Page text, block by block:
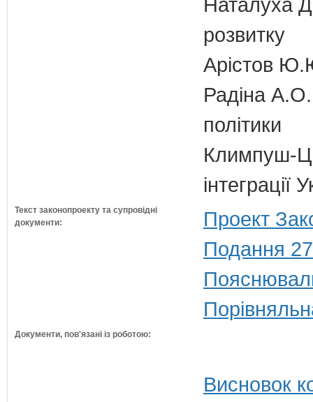
розвитку
Арістов
Радіна А.О.
політики
Климпуш-
Текст законопроекту та супровідні
документи:
Проект
Подання
Документи, пов'язані із роботою:
Висновок